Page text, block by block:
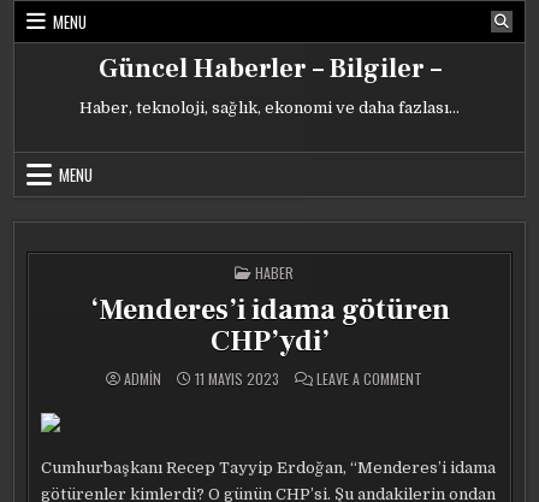
Skip
MENU
Güncel Haberler – Bilgiler –
Haber, teknoloji, sağlık, ekonomi ve daha fazlası…
MENU
POSTED
IN
HABER
‘Menderes’i idama götüren
CHP’ydi’
ADMIN 11 MAYIS 2023 LEAVE A COMMENTON
Cumhurbaşkanı Recep Tayyip Erdoğan, “Menderes’i idama
götürenler kimlerdi? O günün CHP’si. Şu andakilerin ondan